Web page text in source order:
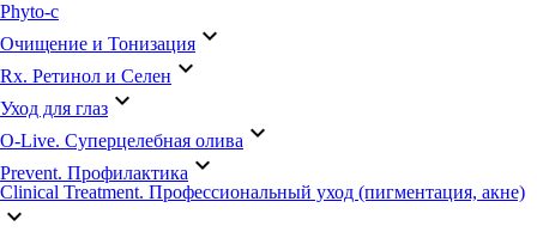
Phyto-c
Очищение и Тонизация keyboard_arrow_down
Rx. Ретинол и Селен keyboard_arrow_down
Уход для глаз keyboard_arrow_down
O-Live. Суперцелебная олива keyboard_arrow_down
Prevent. Профилактика keyboard_arrow_down
Clinical Treatment. Профессиональный уход (пигментация, акне)
keyboard_arrow_down